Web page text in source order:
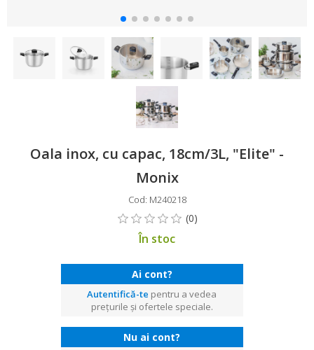
Oala inox, cu capac, 18cm/3L, "Elite" -
Monix
Cod: M240218
În stoc
Ai cont?
Autentifică-te pentru a vedea
prețurile și ofertele speciale.
Nu ai cont?